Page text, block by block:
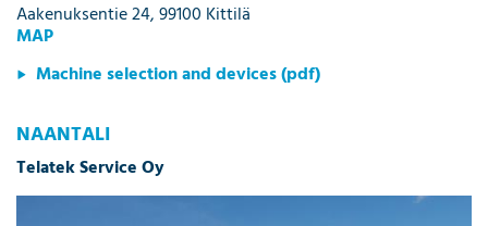
Aakenuksentie 24, 99100 Kittilä
MAP
Machine selection and devices (pdf)
NAANTALI
Telatek Service Oy